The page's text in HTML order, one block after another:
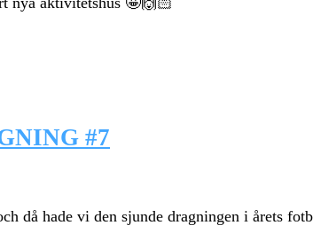
#7
då hade vi den sjunde dragningen i årets